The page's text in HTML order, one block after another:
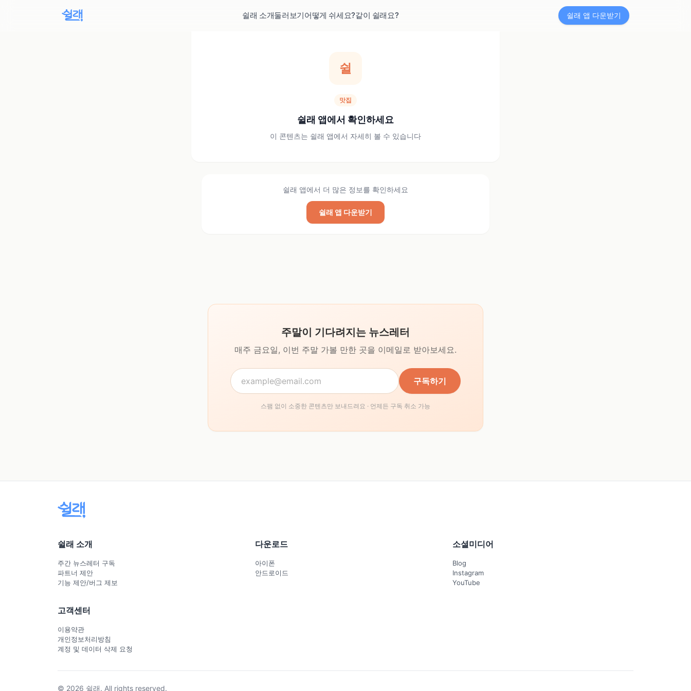
쉴래 소개둘러보기어떻게 쉬세요?같이 쉴래요? 쉴래 앱 다운받기
쉴
맛집
쉴래 앱에서 확인하세요
이 콘텐츠는 쉴래 앱에서 자세히 볼 수 있습니다
쉴래 앱에서 더 많은 정보를 확인하세요
쉴래 앱 다운받기
주말이 기다려지는 뉴스레터
매주 금요일, 이번 주말 가볼 만한 곳을 이메일로 받아보세요.
구독하기
스팸 없이 소중한 콘텐츠만 보내드려요 · 언제든 구독 취소 가능
쉴래 소개
주간 뉴스레터 구독
파트너 제안
기능 제안/버그 제보
다운로드
아이폰
안드로이드
소셜미디어
Blog
Instagram
YouTube
고객센터
이용약관
개인정보처리방침
계정 및 데이터 삭제 요청
© 2026 쉴래. All rights reserved.